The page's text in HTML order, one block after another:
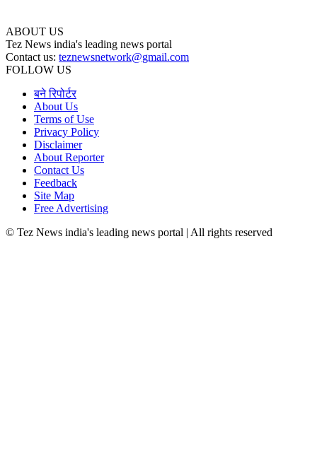
ABOUT US
Tez News india's leading news portal
Contact us: teznewsnetwork@gmail.com
FOLLOW US
बने रिपोर्टर
About Us
Terms of Use
Privacy Policy
Disclaimer
About Reporter
Contact Us
Feedback
Site Map
Free Advertising
© Tez News india's leading news portal | All rights reserved